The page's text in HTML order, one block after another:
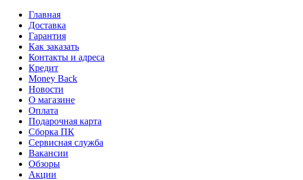
Главная
Доставка
Гарантия
Как заказать
Контакты и адреса
Кредит
Money Back
Новости
О магазине
Оплата
Подарочная карта
Сборка ПК
Сервисная служба
Вакансии
Обзоры
Акции